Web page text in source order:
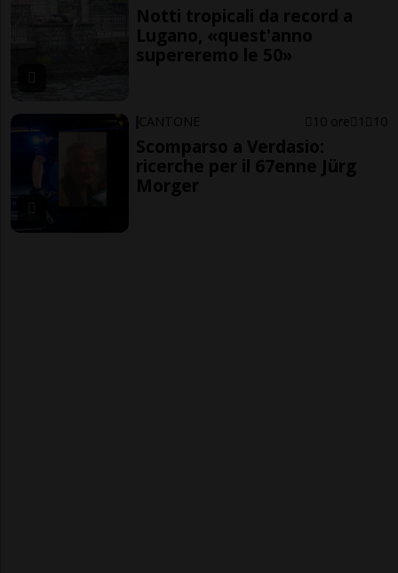
Notti tropicali da record a
Lugano, «quest'anno
supereremo le 50»
CANTONE 10 ore 1 10
Scomparso a Verdasio:
ricerche per il 67enne Jürg
Morger